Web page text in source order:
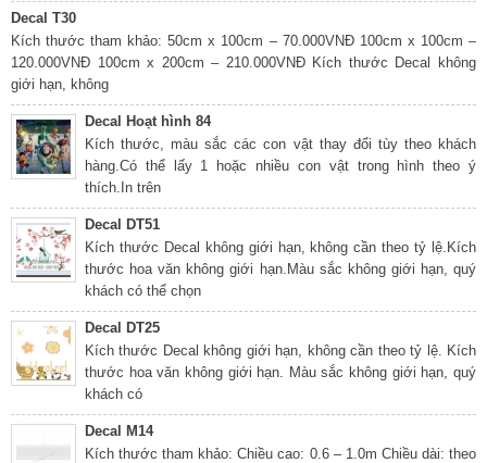
Decal T30
Kích thước tham khảo: 50cm x 100cm – 70.000VNĐ 100cm x 100cm –
120.000VNĐ 100cm x 200cm – 210.000VNĐ Kích thước Decal không
giới hạn, không
Decal Hoạt hình 84
Kích thước, màu sắc các con vật thay đổi tùy theo khách
hàng.Có thể lấy 1 hoặc nhiều con vật trong hình theo ý
thích.In trên
Decal DT51
Kích thước Decal không giới hạn, không cần theo tỷ lệ.Kích
thước hoa văn không giới hạn.Màu sắc không giới hạn, quý
khách có thể chọn
Decal DT25
Kích thước Decal không giới hạn, không cần theo tỷ lệ. Kích
thước hoa văn không giới hạn. Màu sắc không giới hạn, quý
khách có
Decal M14
Kích thước tham khảo: Chiều cao: 0.6 – 1.0m Chiều dài: theo